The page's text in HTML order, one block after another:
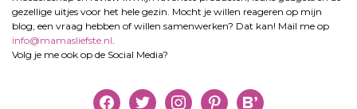
gezellige uitjes voor het hele gezin. Mocht je willen reageren op mijn
blog, een vraag hebben of willen samenwerken? Dat kan! Mail me op
info@mamasliefste.nl
Volg je me ook op de Social Media?
facebooktwitter instagrampinterestbloglovin